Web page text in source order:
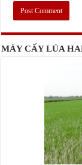
MÁY CẤY LÚA